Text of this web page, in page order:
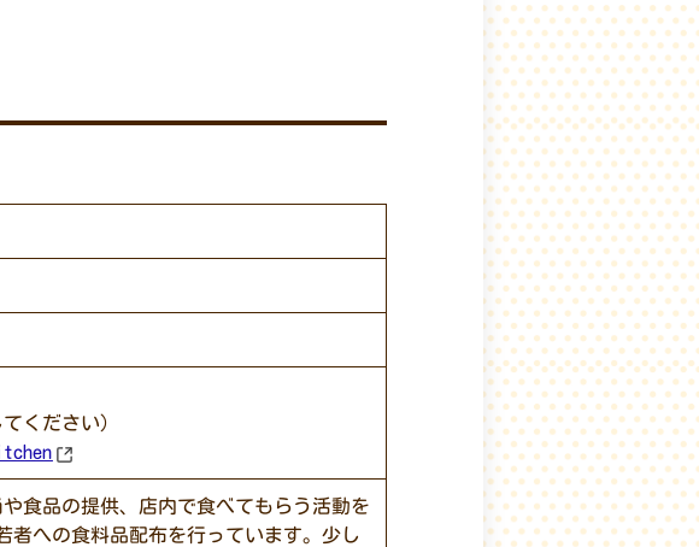
ください）
食品の提供、店内で食べてもらう活動を
者への食料品配布を行っています。少し